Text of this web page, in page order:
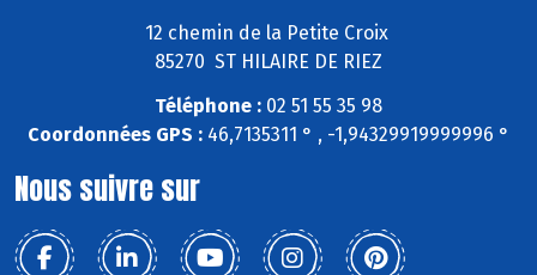
12 chemin de la Petite Croix
85270 ST HILAIRE DE RIEZ
Téléphone : 02 51 55 35 98
Coordonnées GPS : 46,7135311 ° , -1,94329919999996 °
Nous suivre sur